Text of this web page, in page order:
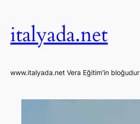
italyada.net
www.italyada.net Vera Eğitim'in bloğudur